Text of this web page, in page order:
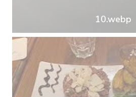
10.webp